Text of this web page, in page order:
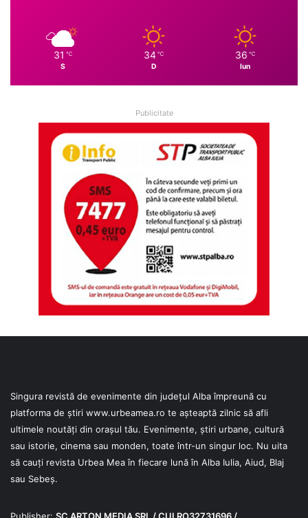
31 ℃
S
34 ℃
D
36 ℃
lun
Publicitate
Singura revistă de evenimente din județul Alba împreună cu
platforma de știri www.urbeamea.ro te așteaptă zilnic să afli
ultimele noutăți din orașul tău. Evenimente, știri urbane, cultură
sau istorie, cinema sau monden, toate într-un singur loc. Nu uita
să cauți revista Urbea Mea în fiecare lună în Alba Iulia, Aiud, Blaj
sau Sebeș.